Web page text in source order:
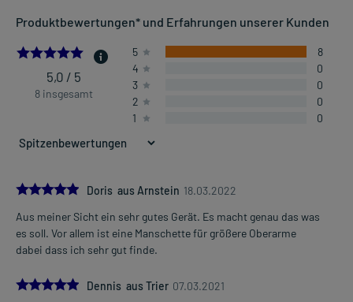
Produktbewertungen* und Erfahrungen unserer Kunden
5.0
5,0 / 5
8 insgesamt
5
8
4
0
3
0
2
0
1
0
5.0
Doris aus Arnstein 18.03.2022
Aus meiner Sicht ein sehr gutes Gerät. Es macht genau das was
es soll. Vor allem ist eine Manschette für größere Oberarme
dabei dass ich sehr gut finde.
5.0
Dennis aus Trier 07.03.2021